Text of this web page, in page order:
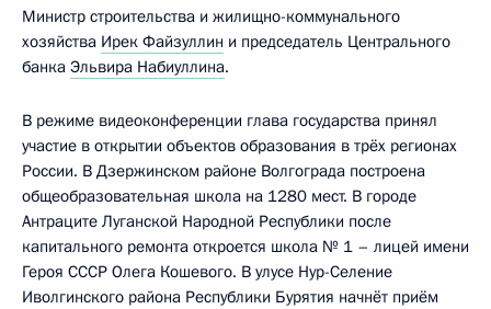
Министр строительства и жилищно-коммунального
хозяйства Ирек Файзуллин и председатель Центрального
банка Эльвира Набиуллина.
В режиме видеоконференции глава государства принял
участие в открытии объектов образования в трёх регионах
России. В Дзержинском районе Волгограда построена
общеобразовательная школа на 1280 мест. В городе
Антраците Луганской Народной Республики после
капитального ремонта откроется школа № 1 – лицей имени
Героя СССР Олега Кошевого. В улусе Нур-Селение
Иволгинского района Республики Бурятия начнёт приём